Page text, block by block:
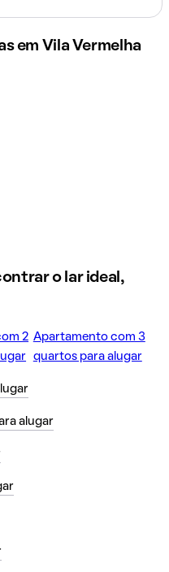
em Vila Vermelha
o lar ideal,
2 Apartamento com 3
quartos para alugar
alugar